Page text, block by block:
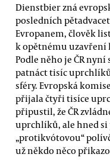
Dienstbier zná
posledních
Evropanem, člověk
k opětnému uzavření
Podle něho je ČR
patnáct tisíc
sféry. Evropská
přijala čtyři tisíce
připustil, že ČR
uprchlíků, ale hned
„protikvótovou“
už někdo něco